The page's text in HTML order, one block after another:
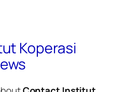
Koperasi